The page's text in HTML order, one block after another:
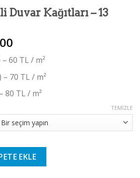
Duvar Kağıtları – 13
– 60 TL / m²
– 70 TL / m²
80 TL / m²
TEMIZLE
- 13 adet
EKLE